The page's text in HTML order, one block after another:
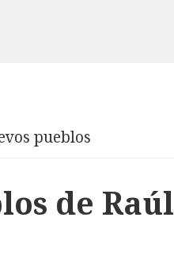
pueblos
de Raúl